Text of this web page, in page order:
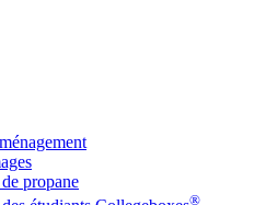
propane
®